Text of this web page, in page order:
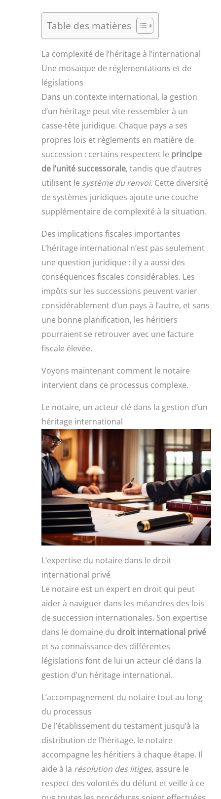
Table des matières
La complexité de l’héritage à l’international
Une mosaïque de réglementations et de
législations
Dans un contexte international, la gestion
d’un héritage peut vite ressembler à un
casse-tête juridique. Chaque pays a ses
propres lois et règlements en matière de
succession : certains respectent le principe
de l’unité successorale, tandis que d’autres
utilisent le système du renvoi. Cette diversité
de systèmes juridiques ajoute une couche
supplémentaire de complexité à la situation.
Des implications fiscales importantes
L’héritage international n’est pas seulement
une question juridique : il y a aussi des
conséquences fiscales considérables. Les
impôts sur les successions peuvent varier
considérablement d’un pays à l’autre, et sans
une bonne planification, les héritiers
pourraient se retrouver avec une facture
fiscale élevée.
Voyons maintenant comment le notaire
intervient dans ce processus complexe.
Le notaire, un acteur clé dans la gestion d’un
héritage international
L’expertise du notaire dans le droit
international privé
Le notaire est un expert en droit qui peut
aider à naviguer dans les méandres des lois
de succession internationales. Son expertise
dans le domaine du droit international privé
et sa connaissance des différentes
législations font de lui un acteur clé dans la
gestion d’un héritage international.
L’accompagnement du notaire tout au long
du processus
De l’établissement du testament jusqu’à la
distribution de l’héritage, le notaire
accompagne les héritiers à chaque étape. Il
aide à la résolution des litiges, assure le
respect des volontés du défunt et veille à ce